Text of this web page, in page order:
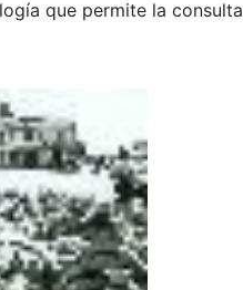
que permite la consulta